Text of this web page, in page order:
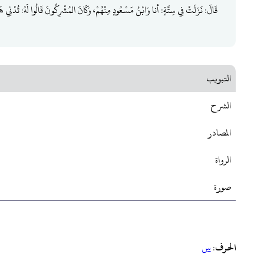
قَالَ: نَزَلَتْ فِي سِتَّةٍ: أنا وَابْنُ مَسْعُودٍ مِنْهُمْ، وَكَانَ المُشْرِكُونَ قَالُوا لَهُ: تُدْنِي
التبويب
الشرح
المصادر
الرواة
صورة
الحرف:س